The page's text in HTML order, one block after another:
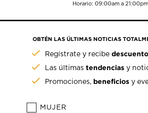
Horario: 09:00am a 21:00pm
OBTÉN LAS ÚLTIMAS NOTICIAS
Regístrate y recibe
Las últimastendencias y
Promociones, beneficios y
MUJER